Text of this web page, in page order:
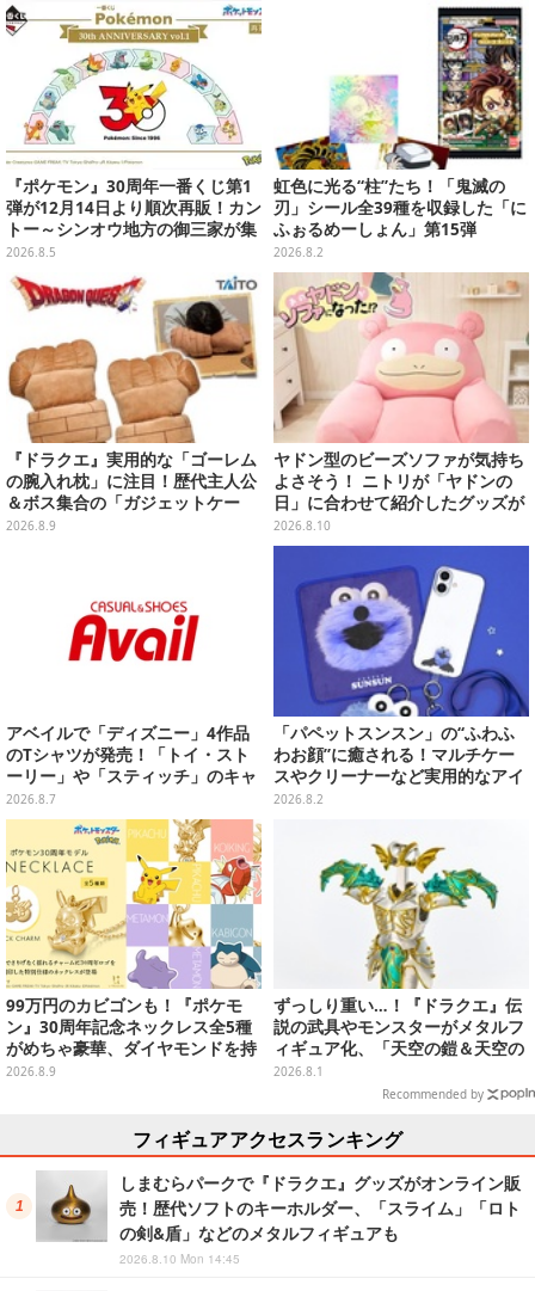
『ポケモン』30周年一番くじ第1
弾が12月14日より順次再販！カン
トー～シンオウ地方の御三家が集
まった時計、ぬいぐるみなど記念
グッズ盛りだくさん
2026.8.5
虹色に光る“柱”たち！「鬼滅の
刃」シール全39種を収録した「に
ふぉるめーしょん」第15弾
2026.8.2
『ドラクエ』実用的な「ゴーレム
の腕入れ枕」に注目！歴代主人公
＆ボス集合の「ガジェットケー
ス」ほか9プライズが続々展開
2026.8.9
ヤドン型のビーズソファが気持ち
よさそう！ ニトリが「ヤドンの
日」に合わせて紹介したグッズが
思わず欲しくなる…メタモン、コ
ダック、ゲンガーなどもラインナ
2026.8.10
アベイルで「ディズニー」4作品
のTシャツが発売！「トイ・スト
ーリー」や「スティッチ」のキャ
ラを刺しゅうでデザイン
2026.8.7
「パペットスンスン」の“ふわふ
わお顔”に癒される！マルチケー
スやクリーナーなど実用的なアイ
テムとして展開
2026.8.2
99万円のカビゴンも！『ポケモ
ン』30周年記念ネックレス全5種
がめちゃ豪華、ダイヤモンドを持
ったピカチュウやコイキング
2026.8.9
ずっしり重い…！『ドラクエ』伝
説の武具やモンスターがメタルフ
ィギュア化、「天空の鎧＆天空の
兜」など全7種類
2026.8.1
Recommended by
フィギュアアクセスランキング
しまむらパークで『ドラクエ』グッズがオンライン販
売！歴代ソフトのキーホルダー、「スライム」「ロト
の剣&盾」などのメタルフィギュアも
2026.8.10 Mon 14:45